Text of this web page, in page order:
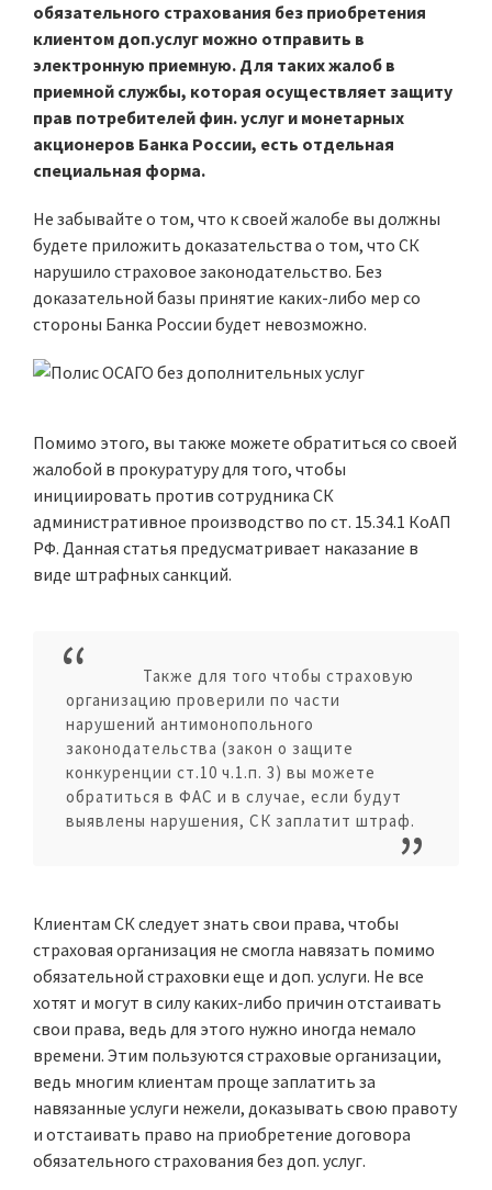
обязательного страхования без приобретения
клиентом доп.услуг можно отправить в
электронную приемную. Для таких жалоб в
приемной службы, которая осуществляет защиту
прав потребителей фин. услуг и монетарных
акционеров Банка России, есть отдельная
специальная форма.
Не забывайте о том, что к своей жалобе вы должны
будете приложить доказательства о том, что СК
нарушило страховое законодательство. Без
доказательной базы принятие каких-либо мер со
стороны Банка России будет невозможно.
Помимо этого, вы также можете обратиться со своей
жалобой в прокуратуру для того, чтобы
инициировать против сотрудника СК
административное производство по ст. 15.34.1 КоАП
РФ. Данная статья предусматривает наказание в
виде штрафных санкций.
Также для того чтобы страховую
организацию проверили по части
нарушений антимонопольного
законодательства (закон о защите
конкуренции ст.10 ч.1.п. 3) вы можете
обратиться в ФАС и в случае, если будут
выявлены нарушения, СК заплатит штраф.
Клиентам СК следует знать свои права, чтобы
страховая организация не смогла навязать помимо
обязательной страховки еще и доп. услуги. Не все
хотят и могут в силу каких-либо причин отстаивать
свои права, ведь для этого нужно иногда немало
времени. Этим пользуются страховые организации,
ведь многим клиентам проще заплатить за
навязанные услуги нежели, доказывать свою правоту
и отстаивать право на приобретение договора
обязательного страхования без доп. услуг.